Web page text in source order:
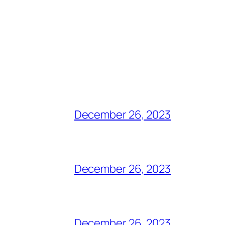
December 26, 2023
December 26, 2023